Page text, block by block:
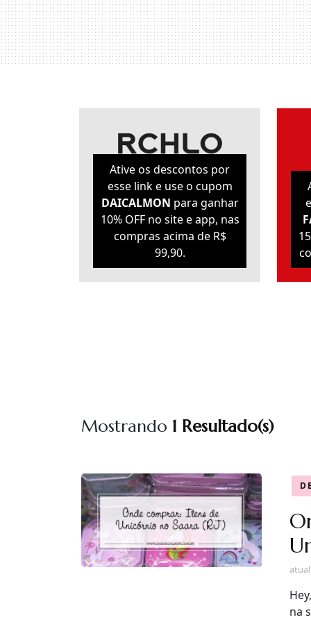
Ative os descontos por
esse link e use o cupom
DAICALMON para ganhar
10% OFF no site e app, nas
compras acima de R$
99,90.
Mostrando 1 Resultado(s)
na